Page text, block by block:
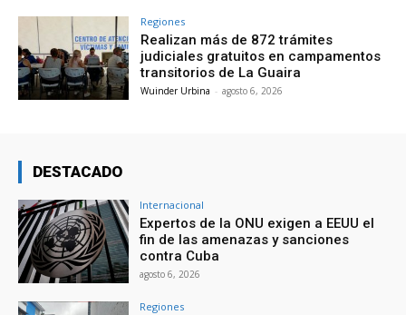
Regiones
Realizan más de 872 trámites
judiciales gratuitos en campamentos
transitorios de La Guaira
Wuinder Urbina - agosto 6, 2026
DESTACADO
Internacional
Expertos de la ONU exigen a EEUU el
fin de las amenazas y sanciones
contra Cuba
agosto 6, 2026
Regiones